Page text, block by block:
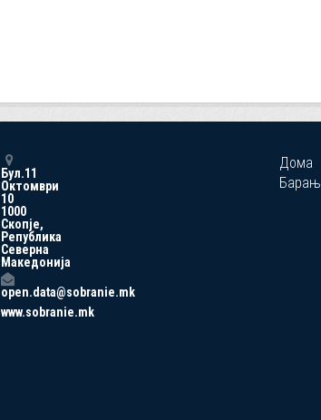
Бул.11
Октомври
10
1000
Скопје,
Република
Северна
Македонија
open.data@sobranie.mk
www.sobranie.mk
Дома